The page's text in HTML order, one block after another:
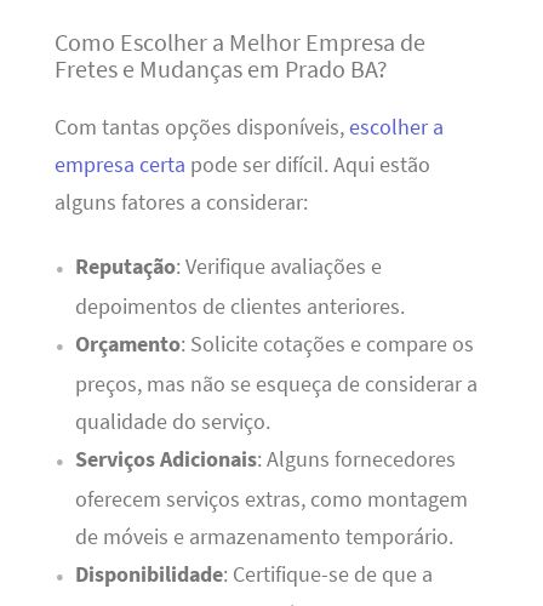
Como Escolher a Melhor Empresa de
Fretes e Mudanças em Prado BA?
Com tantas opções disponíveis,escolher a
empresa certa pode ser difícil. Aqui estão
alguns fatores a considerar:
Reputação: Verifique avaliações e
depoimentos de clientes anteriores.
Orçamento: Solicite cotações e compare os
preços, mas não se esqueça de considerar a
qualidade do serviço.
Serviços Adicionais: Alguns fornecedores
oferecem serviços extras, como montagem
de móveis e armazenamento temporário.
Disponibilidade: Certifique-se de que a